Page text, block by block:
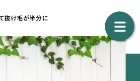
抜け毛が半分に